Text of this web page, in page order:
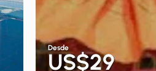
Desde
US$29